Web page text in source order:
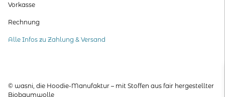
Vorkasse
Rechnung
Alle Infos zu Zahlung & Versand
© wasni, die Hoodie-Manufaktur – mit Stoffen aus fair hergestellter
Biobaumwolle